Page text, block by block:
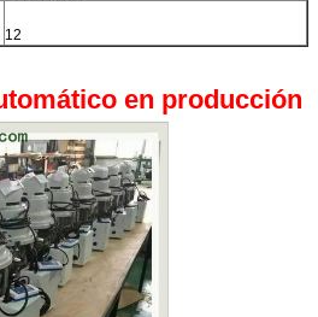
12
en producción